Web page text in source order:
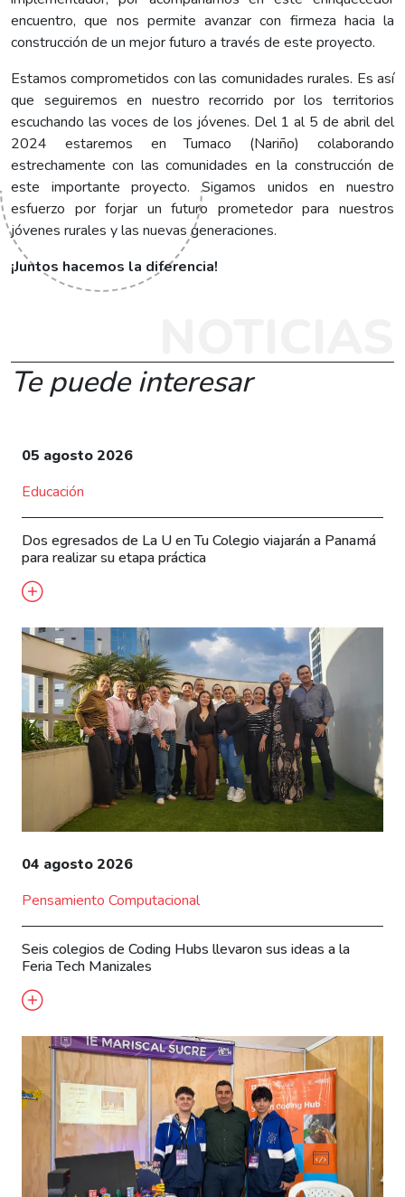
encuentro, que nos permite avanzar con firmeza hacia la
construcción de un mejor futuro a través de este proyecto.
Estamos comprometidos con las comunidades rurales. Es así
que seguiremos en nuestro recorrido por los territorios
escuchando las voces de los jóvenes. Del 1 al 5 de abril del
2024 estaremos en Tumaco (Nariño) colaborando
estrechamente con las comunidades en la construcción de
este importante proyecto. Sigamos unidos en nuestro
esfuerzo por forjar un futuro prometedor para nuestros
jóvenes rurales y las nuevas generaciones.
¡Juntos hacemos la diferencia!
Te puede interesar
05 agosto 2026
Educación
Dos egresados de La U en Tu Colegio viajarán a Panamá
para realizar su etapa práctica
04 agosto 2026
Pensamiento Computacional
Seis colegios de Coding Hubs llevaron sus ideas a la
Feria Tech Manizales